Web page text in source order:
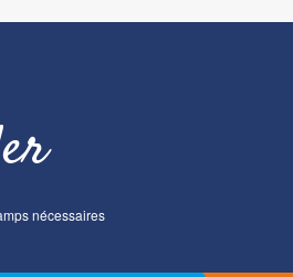
nécessaires